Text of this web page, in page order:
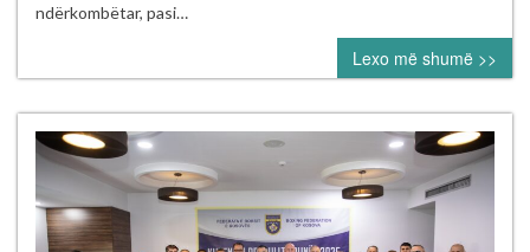
Kaliqanit
ndërkombëtar, pasi…
Lexo më shumë >>